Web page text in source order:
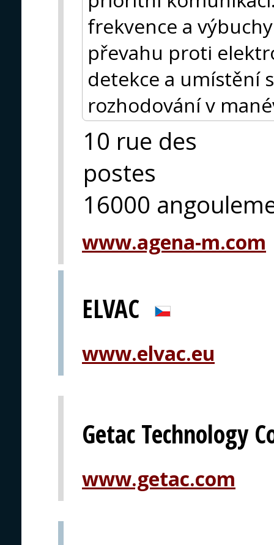
frekvence a
převahu proti
detekce a umístění
rozhodování v
10 rue des
postes
16000
www.agena-m.com
ELVAC
www.elvac.eu
Getac Technology
www.getac.com